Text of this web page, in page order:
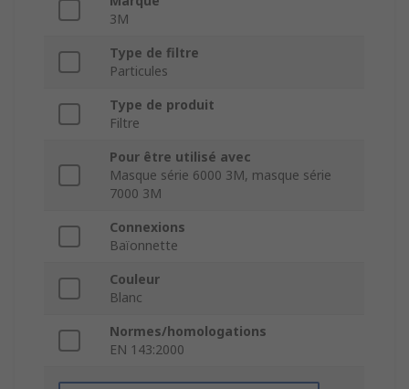
3M
Type de filtre
Particules
Type de produit
Filtre
Pour être utilisé avec
Masque série 6000 3M, masque série
7000 3M
Connexions
Baïonnette
Couleur
Blanc
Normes/homologations
EN 143:2000